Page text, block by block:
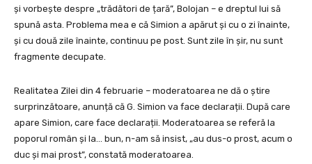
și vorbește despre „trădători de țară”, Bolojan – e dreptul lui să
spună asta. Problema mea e că Simion a apărut și cu o zi înainte,
și cu două zile înainte, continuu pe post. Sunt zile în șir, nu sunt
fragmente decupate.
Realitatea Zilei din 4 februarie – moderatoarea ne dă o știre
surprinzătoare, anunță că G. Simion va face declarații. După care
apare Simion, care face declarații. Moderatoarea se referă la
poporul român și la… bun, n-am să insist, „au dus-o prost, acum o
duc și mai prost”, constată moderatoarea.